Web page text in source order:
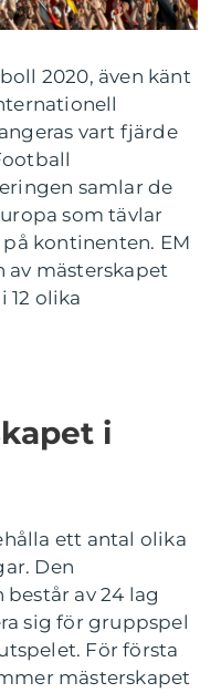
2020, även känt
vart fjärde
samlar de
som tävlar
kontinenten. EM
av mästerskapet
12 olika
i
ett antal olika
Den
av 24 lag
sig för gruppspel
För första
mästerskapet